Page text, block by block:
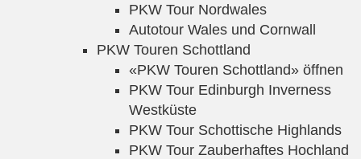
PKW Tour Nordwales
Autotour Wales und Cornwall
PKW Touren Schottland
«PKW Touren Schottland» öffnen
PKW Tour Edinburgh Inverness
Westküste
PKW Tour Schottische Highlands
PKW Tour Zauberhaftes Hochland